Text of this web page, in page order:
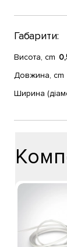
Габарити:
Висота, cm
Довжина, cm
Ширина